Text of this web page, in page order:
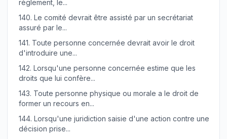
règlement, le...
140. Le comité devrait être assisté par un secrétariat
assuré par le...
141. Toute personne concernée devrait avoir le droit
d'introduire une...
142. Lorsqu'une personne concernée estime que les
droits que lui confère...
143. Toute personne physique ou morale a le droit de
former un recours en...
144. Lorsqu'une juridiction saisie d'une action contre une
décision prise...